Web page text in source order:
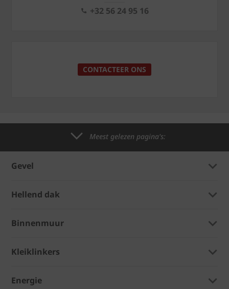
+32 56 24 95 16
CONTACTEER ONS
Meest gelezen pagina's:
Gevel
Hellend dak
Binnenmuur
Kleiklinkers
Energie